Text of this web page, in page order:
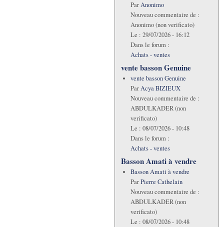
ParAnonimo
Nouveau commentaire de :
Anonimo (non verificato)
Le : 29/07/2026 - 16:12
Dans le forum :
Achats - ventes
vente basson Genuine
vente basson Genuine
ParAcya BIZIEUX
Nouveau commentaire de :
ABDULKADER (non
verificato)
Le : 08/07/2026 - 10:48
Dans le forum :
Achats - ventes
Basson Amati à vendre
Basson Amati à vendre
ParPierre Cathelain
Nouveau commentaire de :
ABDULKADER (non
verificato)
Le : 08/07/2026 - 10:48